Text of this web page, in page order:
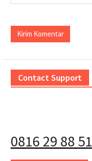
Contact Support
0816 29 88 51